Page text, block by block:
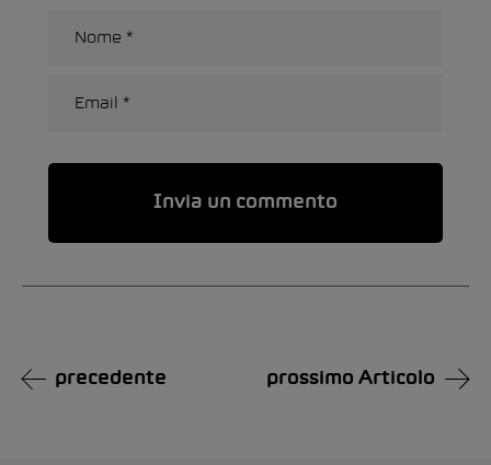
precedente prossimo Articolo